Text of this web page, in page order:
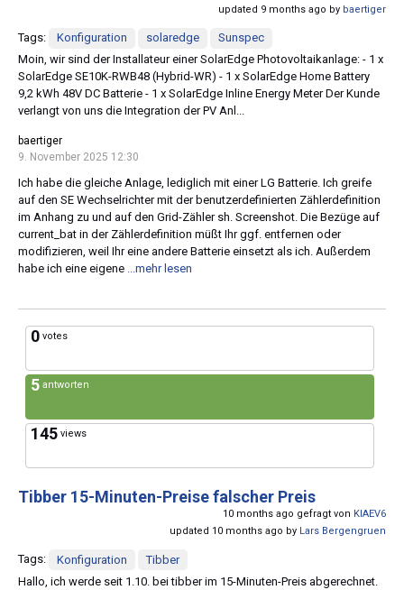
updated 9 months ago by baertiger
Tags: Konfiguration solaredge
Sunspec
Moin, wir sind der Installateur einer SolarEdge Photovoltaikanlage: - 1 x
SolarEdge SE10K-RWB48 (Hybrid-WR) - 1 x SolarEdge Home Battery
9,2 kWh 48V DC Batterie - 1 x SolarEdge Inline Energy Meter Der Kunde
verlangt von uns die Integration der PV Anl...
baertiger
9. November 2025 12:30
Ich habe die gleiche Anlage, lediglich mit einer LG Batterie. Ich greife
auf den SE Wechselrichter mit der benutzerdefinierten Zählerdefinition
im Anhang zu und auf den Grid-Zähler sh. Screenshot. Die Bezüge auf
current_bat in der Zählerdefinition müßt Ihr ggf. entfernen oder
modifizieren, weil Ihr eine andere Batterie einsetzt als ich. Außerdem
habe ich eine eigene ...mehr lesen
0 votes
5 antworten
145 views
Tibber 15-Minuten-Preise falscher Preis
10 months ago gefragt von KIAEV6
updated 10 months ago by Lars Bergengruen
Tags: Konfiguration
Tibber
Hallo, ich werde seit 1.10. bei tibber im 15-Minuten-Preis abgerechnet.